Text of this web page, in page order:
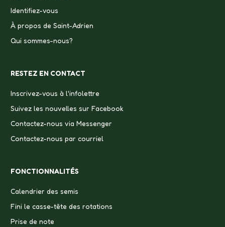
Identifiez-vous
À propos de Saint-Adrien
Qui sommes-nous?
RESTEZ EN CONTACT
Inscrivez-vous à l'infolettre
Suivez les nouvelles sur Facebook
Contactez-nous via Messenger
Contactez-nous par courriel
FONCTIONNALITÉS
Calendrier des semis
Fini le casse-tête des rotations
Prise de note